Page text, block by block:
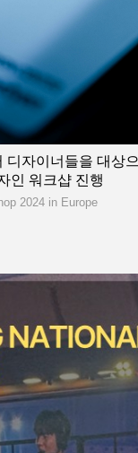
디자이너들을 대상
인 워크샵 진행
2024 in Europe